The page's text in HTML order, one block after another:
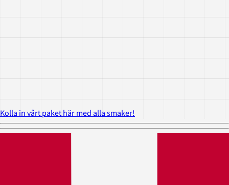
Kolla in vårt paket här med alla smaker!